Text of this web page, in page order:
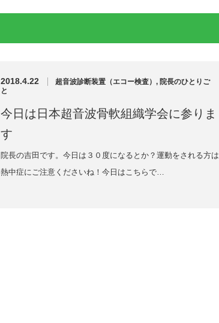
2018.4.22 超音波診断装置（エコー検査） , 院長のひとりご
と
今日は日本超音波骨軟組織学会に参りま
す
院長の吉田です。今日は３０度になるとか？運動をされる方は
熱中症にご注意くださいね！今日はこちらで…